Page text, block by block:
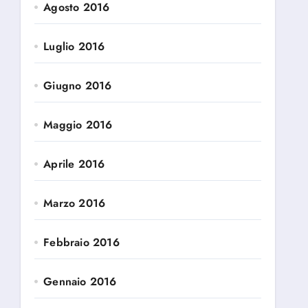
Agosto 2016
Luglio 2016
Giugno 2016
Maggio 2016
Aprile 2016
Marzo 2016
Febbraio 2016
Gennaio 2016